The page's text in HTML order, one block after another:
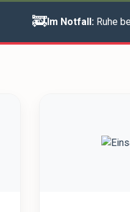
🚒Im Notfall: Ruhe